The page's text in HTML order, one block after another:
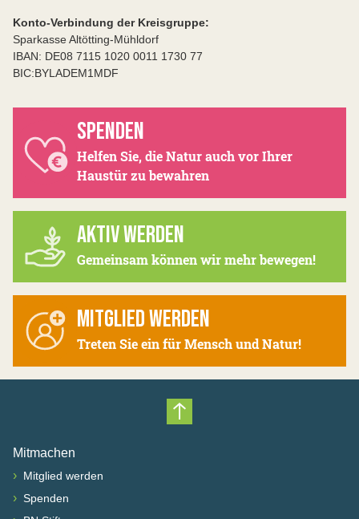
Konto-Verbindung der Kreisgruppe:
Sparkasse Altötting-Mühldorf
IBAN: DE08 7115 1020 0011 1730 77
BIC:BYLADEM1MDF
SPENDEN
Helfen Sie, die Natur auch vor Ihrer
Haustür zu bewahren
AKTIV WERDEN
Gemeinsam können wir mehr bewegen!
MITGLIED WERDEN
Treten Sie ein für Mensch und Natur!
Nach oben scrollen
Mitmachen
› Mitglied werden
› Spenden